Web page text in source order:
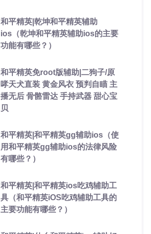
和平精英|乾坤和平精英辅助
ios（乾坤和平精英辅助ios的主要
功能有哪些？）
和平精英免root版辅助|二狗子/原
哮天犬直装 黄金风衣 预判自瞄 主
播无后 骨骼雷达 手持武器 甜心宝
贝
和平精英|和平精英gg辅助ios（使
用和平精英gg辅助ios的法律风险
有哪些？）
和平精英|和平精英ios吃鸡辅助工
具（和平精英iOS吃鸡辅助工具的
主要功能有哪些？）